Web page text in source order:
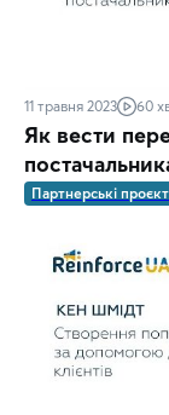
11 травня 2023 60
Як вести
Партнерські